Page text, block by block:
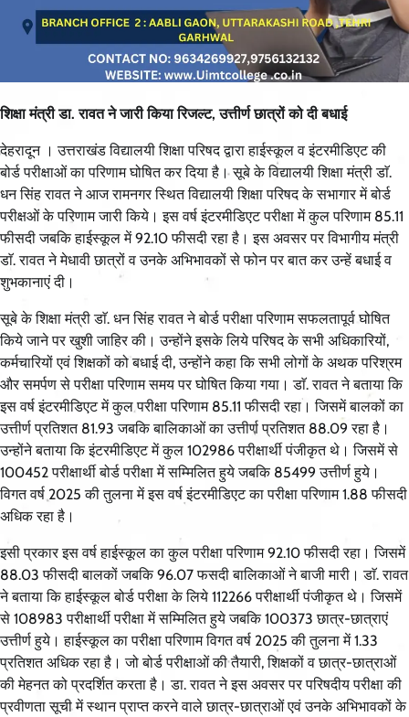
शिक्षा मंत्री डा. रावत ने जारी किया रिजल्ट, उत्तीर्ण छात्रों को दी बधाई
देहरादून । उत्तराखंड विद्यालयी शिक्षा परिषद द्वारा हाईस्कूल व इंटरमीडिएट की
बोर्ड परीक्षाओं का परिणाम घोषित कर दिया है। सूबे के विद्यालयी शिक्षा मंत्री डाॅ.
धन सिंह रावत ने आज रामनगर स्थित विद्यालयी शिक्षा परिषद के सभागार में बोर्ड
परीक्षओं के परिणाम जारी किये। इस वर्ष इंटरमीडिएट परीक्षा में कुल परिणाम 85.11
फीसदी जबकि हाईस्कूल में 92.10 फीसदी रहा है। इस अवसर पर विभागीय मंत्री
डाॅ. रावत ने मेधावी छात्रों व उनके अभिभावकों से फोन पर बात कर उन्हें बधाई व
शुभकानाएं दी।
सूबे के शिक्षा मंत्री डाॅ. धन सिंह रावत ने बोर्ड परीक्षा परिणाम सफलतापूर्व घोषित
किये जाने पर खुशी जाहिर की। उन्होंने इसके लिये परिषद के सभी अधिकारियों,
कर्मचारियों एवं शिक्षकों को बधाई दी, उन्होंने कहा कि सभी लोगों के अथक परिश्रम
और समर्पण से परीक्षा परिणाम समय पर घोषित किया गया। डाॅ. रावत ने बताया कि
इस वर्ष इंटरमीडिएट में कुल परीक्षा परिणाम 85.11 फीसदी रहा। जिसमें बालकों का
उत्तीर्ण प्रतिशत 81.93 जबकि बालिकाओं का उत्तीर्ण प्रतिशत 88.09 रहा है।
उन्होंने बताया कि इंटरमीडिएट में कुल 102986 परीक्षार्थी पंजीकृत थे। जिसमें से
100452 परीक्षार्थी बोर्ड परीक्षा में सम्मिलित हुये जबकि 85499 उत्तीर्ण हुये।
विगत वर्ष 2025 की तुलना में इस वर्ष इंटरमीडिएट का परीक्षा परिणाम 1.88 फीसदी
अधिक रहा है।
इसी प्रकार इस वर्ष हाईस्कूल का कुल परीक्षा परिणाम 92.10 फीसदी रहा। जिसमें
88.03 फीसदी बालकों जबकि 96.07 फसदी बालिकाओं ने बाजी मारी। डाॅ. रावत
ने बताया कि हाईस्कूल बोर्ड परीक्षा के लिये 112266 परीक्षार्थी पंजीकृत थे। जिसमें
से 108983 परीक्षार्थी परीक्षा में सम्मिलित हुये जबकि 100373 छात्र-छात्राएं
उत्तीर्ण हुये। हाईस्कूल का परीक्षा परिणाम विगत वर्ष 2025 की तुलना में 1.33
प्रतिशत अधिक रहा है। जो बोर्ड परीक्षाओं की तैयारी, शिक्षकों व छात्र-छात्राओं
की मेहनत को प्रदर्शित करता है। डा. रावत ने इस अवसर पर परिषदीय परीक्षा की
प्रवीणता सूची में स्थान प्राप्त करने वाले छात्र-छात्राओं एवं उनके अभिभावकों के